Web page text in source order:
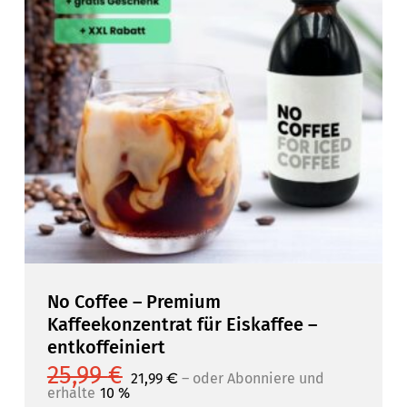
No Coffee – Premium
Kaffeekonzentrat für Eiskaffee –
entkoffeiniert
25,99€ Ursprünglicher
Preis
war:
21,99 €Aktueller
Preis
–oder Abonniere und
erhalte 10 %
Ursprünglicher
Preis
war:
21,99 €Aktueller
Preis
–oder Abonniere und erhalte 10 %